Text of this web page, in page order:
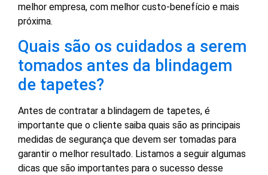
melhor empresa, com melhor custo-benefício e mais
próxima.
Quais são os cuidados a serem
tomados antes da blindagem
de tapetes?
Antes de contratar a blindagem de tapetes, é
importante que o cliente saiba quais são as principais
medidas de segurança que devem ser tomadas para
garantir o melhor resultado. Listamos a seguir algumas
dicas que são importantes para o sucesso desse